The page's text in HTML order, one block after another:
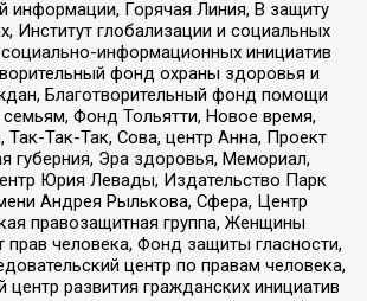
информации, Горячая Линия, В защиту
Институт глобализации и социальных
информационных инициатив
фонд охраны здоровья и
Благотворительный фонд помощи
Фонд Тольятти, Новое время,
Так-Так-Так, Сова, центр Анна, Проект
губерния, Эра здоровья, Мемориал,
Юрия Левады, Издательство Парк
Андрея Рылькова, Сфера, Центр
правозащитная группа, Женщины
прав человека, Фонд защиты гласности,
центр по правам человека,
развития гражданских инициатив